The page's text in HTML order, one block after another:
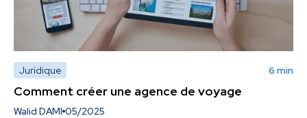
Juridique 6 min
Comment créer une agence de voyage
Walid DAMI 05/2025